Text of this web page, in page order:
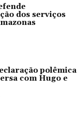
dos serviços
polêmica
com Hugo e